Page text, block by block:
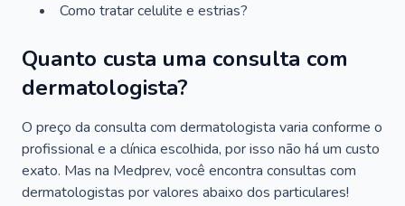
Como tratar celulite e estrias?
Quanto custa uma consulta com
dermatologista?
O preço da consulta com dermatologista varia conforme o
profissional e a clínica escolhida, por isso não há um custo
exato. Mas na Medprev, você encontra consultas com
dermatologistas por valores abaixo dos particulares!